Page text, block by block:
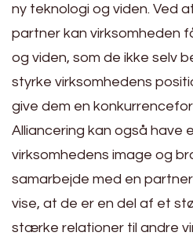
ny teknologi og viden. Ved
partner kan virksomheden
og viden, som de ikke selv
styrke virksomhedens
give dem en
Alliancering kan også have
virksomhedens image og
samarbejde med en
vise, at de er en del af et
stærke relationer til andre